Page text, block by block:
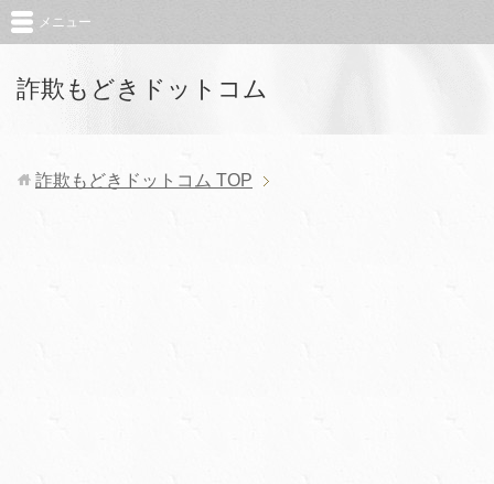
詐欺もどきドットコム
メニュー
詐欺もどきドットコム TOP